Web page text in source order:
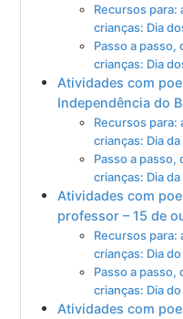
Recursos para:
crianças: Dia
Passo a passo,
crianças: Dia
Atividades com
Independência do
Recursos para:
crianças: Dia
Passo a passo,
crianças: Dia
Atividades com
professor – 15 de
Recursos para:
crianças: Dia
Passo a passo,
crianças: Dia
Atividades com